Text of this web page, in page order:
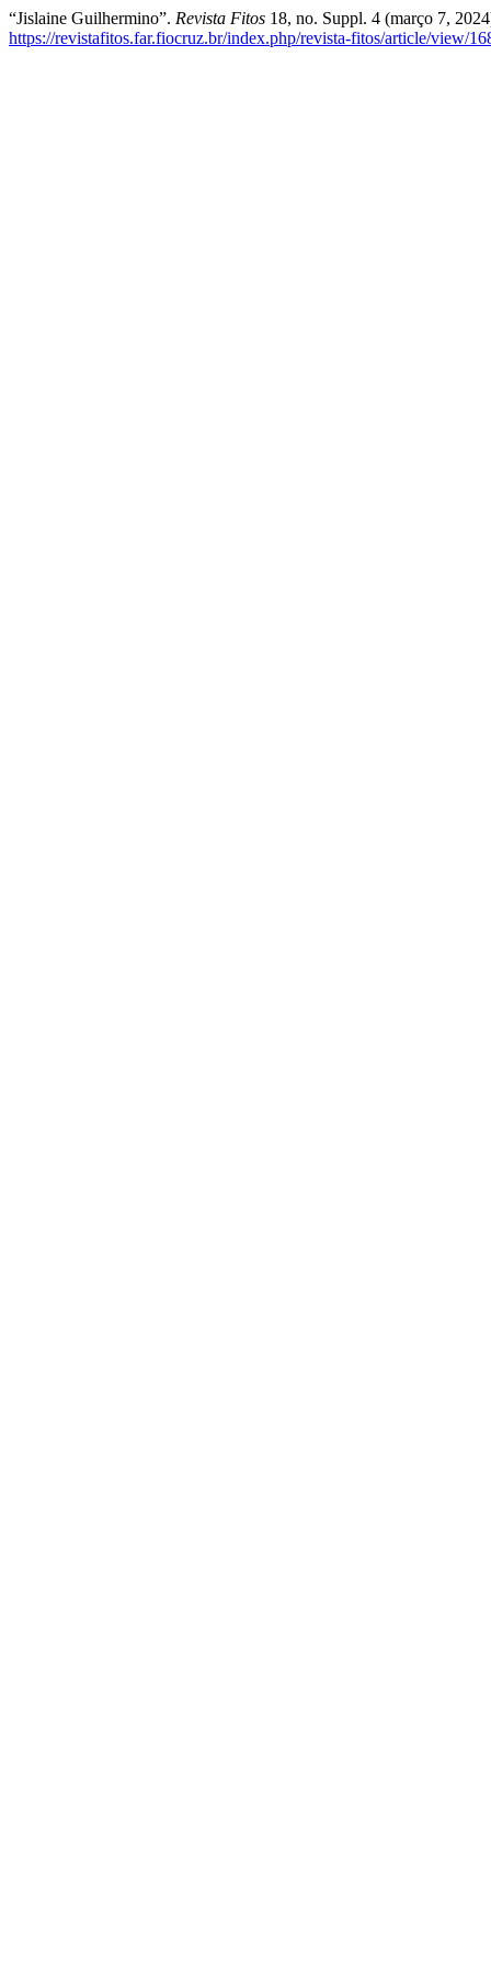
“Jislaine Guilhermino”. Revista Fitos 18, no. Suppl. 4 (março 7,
https://revistafitos.far.fiocruz.br/index.php/revista-fitos/article/view/